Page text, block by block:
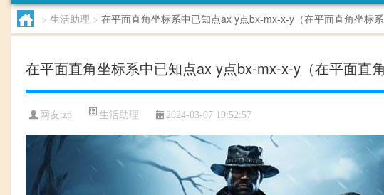
> 生活助理 > 在平面直角坐标系中已知点ax y点bx-mx-x-y（在平面直角坐标系
在平面直角坐标系中已知点ax y点bx-mx-x-y（在平面直
网友:zp 生活助理 2024-03-07 19:52:57